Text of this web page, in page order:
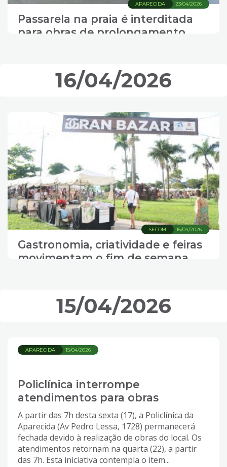
23/04/2026
APARECIDA
Passarela na praia é interditada
para obras de prolongamento
16/04/2026
16/04/2026
SECOM
Gastronomia, criatividade e feiras
movimentam o fim de semana
15/04/2026
15/04/2026
APARECIDA
Policlínica interrompe
atendimentos para obras
A partir das 7h desta sexta (17), a Policlínica da
Aparecida (Av Pedro Lessa, 1728) permanecerá
fechada devido à realização de obras do local. Os
atendimentos retornam na quarta (22), a partir
das 7h. Esta iniciativa contempla o item...